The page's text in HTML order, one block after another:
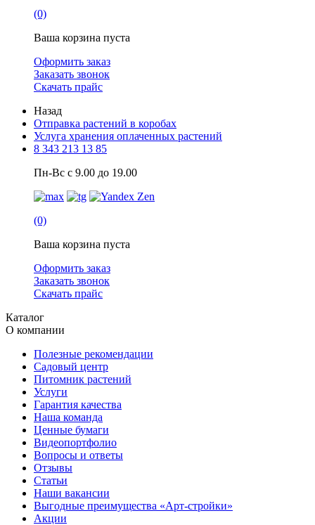
(0)
Ваша корзина пуста
Оформить заказ
Заказать звонок
Скачать прайс
Назад
Отправка растений в коробах
Услуга хранения оплаченных растений
8 343 213 13 85
Пн-Вс с 9.00 до 19.00
(0)
Ваша корзина пуста
Оформить заказ
Заказать звонок
Скачать прайс
Каталог
О компании
Полезные рекомендации
Садовый центр
Питомник растений
Услуги
Гарантия качества
Наша команда
Ценные бумаги
Видеопортфолио
Вопросы и ответы
Отзывы
Статьи
Наши вакансии
Выгодные преимущества «Арт-стройки»
Акции